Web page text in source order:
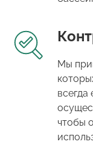
Мы
всегда
чтобы